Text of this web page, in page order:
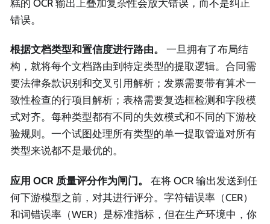
糕的 OCR 输出上叠加复杂性会放大错误，而不是纠正
错误。
根据文档类型和置信度进行路由。
一旦拥有了布局结
构，就将每个文档路由到特定类型的提取逻辑。合同需
要法律条款识别和交叉引用解析；发票需要带有算术一
致性检查的行项目解析；表格需要复选框检测和字段模
式对齐。每种类型都有不同的失效模式和不同的下游校
验规则。一个试图处理所有类型的单一提取管道对所有
类型来说都不是最优的。
应用 OCR 质量评分作为闸门。
在将 OCR 输出发送到任
何下游模型之前，对其进行评分。字符错误率（CER）
和词错误率（WER）是标准指标，但在生产环境中，你